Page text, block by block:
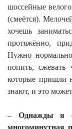
шоссейные
(смеётся).
хочешь
протяжённо,
Нужно
попить,
которые пришли
знают, и это может
– Однажды я
многоминутная